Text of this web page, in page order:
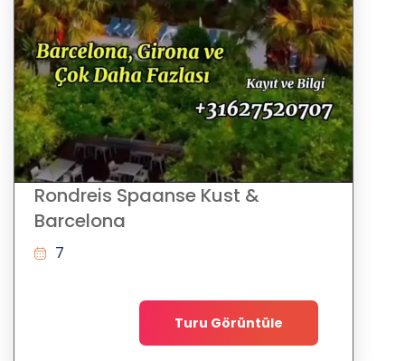
Rondreis Spaanse Kust &
Barcelona
7
Turu Görüntüle